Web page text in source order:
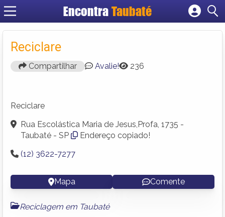
EncontraTaubaté
Cadastrar empresa
Reciclare
Compartilhar Avalie! 236
Reciclare
Rua Escolástica Maria de Jesus,Profa, 1735 -
Taubaté - SP
Endereço copiado!
(12) 3622-7277
Mapa Comente
Reciclagem em Taubaté